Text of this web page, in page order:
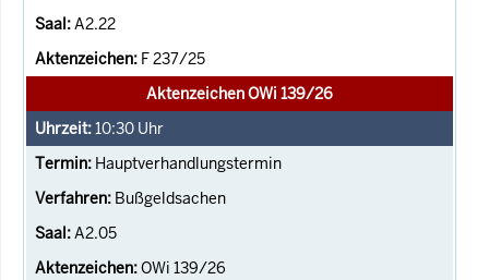
A2.22
F 237/25
Aktenzeichen OWi 139/26
10:30 Uhr
Hauptverhandlungstermin
Bußgeldsachen
A2.05
OWi 139/26